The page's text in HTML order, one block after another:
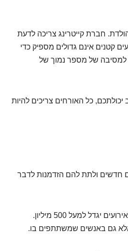
חברת קייטרינג צריכה לדעת
קטנים אינם גדולים מספיק כדי
למסיבה של מספר נמוך של
כל האורחים צריכים להיות
חדשים ולתת להם הזדמנות לדבר
תעשיית האירועים היא מגזר צומח במהירות. ההערכה היא שעד שנת 2025, מספר האירועים יגדל למעל 500 מיליון.
אלא גם באנשים שמשתתפים בו.